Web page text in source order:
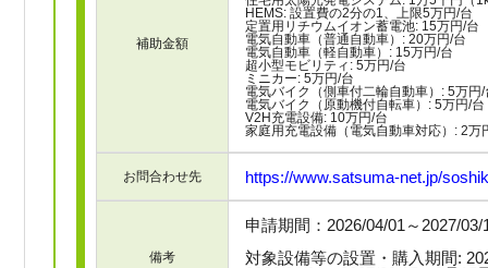
補助金額
HEMS: 設置費の2分の1、上限5万円/台
定置用リチウムイオン蓄電池: 15万円/台
電気自動車（普通自動車）: 20万円/台
電気自動車（軽自動車）: 15万円/台
超小型モビリティ: 5万円/台
ミニカー: 5万円/台
電気バイク（側車付二輪自動車）: 5万円/
電気バイク（原動機付自転車）: 5万円/台
V2H充電設備: 10万円/台
家庭用充電設備（電気自動車対応）: 2万
お問合わせ先 https://www.satsuma-net.jp/
備考
申請期間：2026/04/01～2027/03/
対象設備等の設置・購入期間: